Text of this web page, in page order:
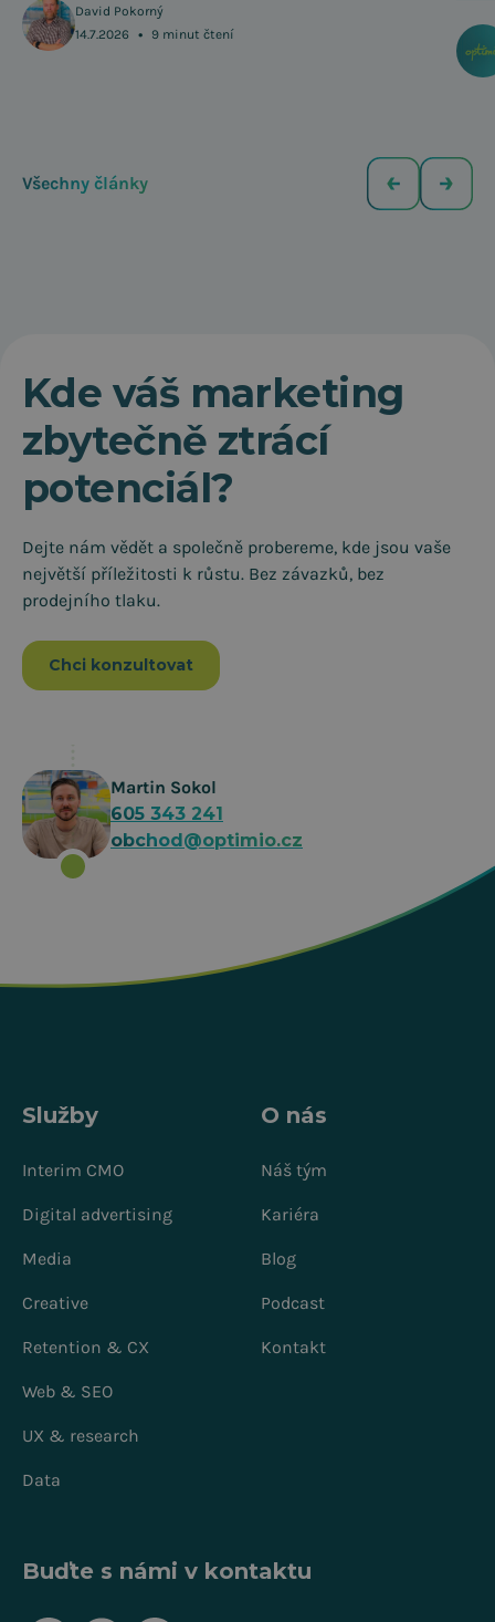
David Pokorný
14.7.2026
• 9 minut čtení
Všechny články
Kde váš marketing
zbytečně ztrácí
potenciál?
Dejte nám vědět a společně probereme, kde jsou vaše
největší příležitosti k růstu. Bez závazků, bez
prodejního tlaku.
Chci konzultovat
Martin Sokol
605 343 241
obchod@optimio.cz
Služby
Interim CMO
Digital advertising
Media
Creative
Retention & CX
Web & SEO
UX & research
Data
O nás
Náš tým
Kariéra
Blog
Podcast
Kontakt
Buďte s námi v kontaktu